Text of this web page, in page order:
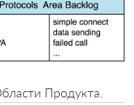
Продукта.